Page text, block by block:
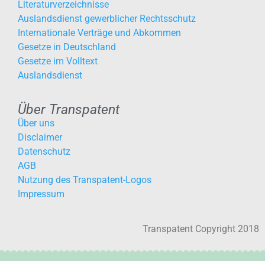
Literaturverzeichnisse
Auslandsdienst gewerblicher Rechtsschutz
Internationale Verträge und Abkommen
Gesetze in Deutschland
Gesetze im Volltext
Auslandsdienst
Über Transpatent
Über uns
Disclaimer
Datenschutz
AGB
Nutzung des Transpatent-Logos
Impressum
Transpatent Copyright 2018